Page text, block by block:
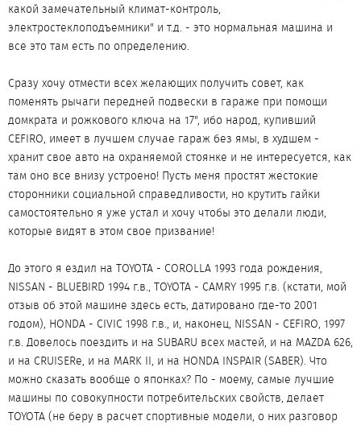
какой замечательный климат-контроль,
электростеклоподъемники" и т.д. - это нормальная машина и
все это там есть по определению.
Сразу хочу отмести всех желающих получить совет, как
поменять рычаги передней подвески в гараже при помощи
домкрата и рожкового ключа на 17", ибо народ, купивший
CEFIRO, имеет в лучшем случае гараж без ямы, в худшем -
хранит свое авто на охраняемой стоянке и не интересуется, как
там оно все внизу устроено! Пусть меня простят жестокие
сторонники социальной справедливости, но крутить гайки
самостоятельно я уже устал и хочу чтобы это делали люди,
которые видят в этом свое призвание!
До этого я ездил на TOYOTA - COROLLA 1993 года рождения,
NISSAN - BLUEBIRD 1994 г.в., TOYOTA - CAMRY 1995 г.в. (кстати, мой
отзыв об этой машине здесь есть, датировано где-то 2001
годом), HONDA - CIVIC 1998 г.в., и, наконец, NISSAN - CEFIRO, 1997
г.в. Довелось поездить и на SUBARU всех мастей, и на MAZDA 626,
и на CRUISERе, и на MARK II, и на HONDA INSPAIR (SABER). Что
можно сказать вообще о японках? По - моему, самые лучшие
машины по совокупности потребительских свойств, делает
TOYOTA (не беру в расчет спортивные модели, о них разговор